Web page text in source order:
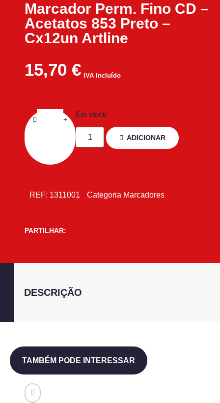
Marcador Perm. Fino CD –
Acetatos 853 Preto –
Cx12un Artline
15,70 € IVA Incluído
Em stock
ADICIONAR
REF: 1311001 Categoria Marcadores
PARTILHAR:
DESCRIÇÃO
TAMBÉM PODE INTERESSAR